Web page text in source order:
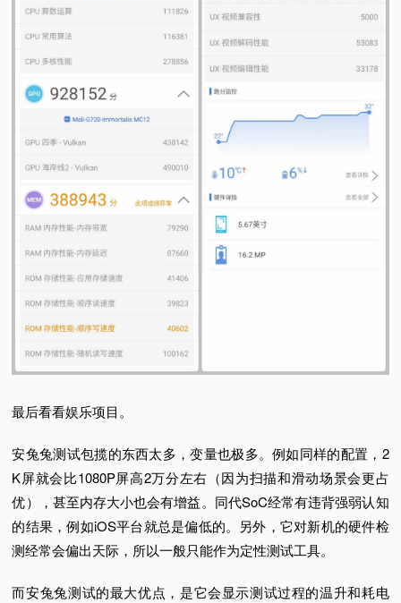
最后看看娱乐项目。
安兔兔测试包揽的东西太多，变量也极多。例如同样的配置，2
K屏就会比1080P屏高2万分左右（因为扫描和滑动场景会更占
优），甚至内存大小也会有增益。 同代SoC经常有违背强弱认知
的结果，例如iOS平台就总是偏低的。 另外，它对新机的硬件检
测经常会偏出天际，所以一般只能作为定性测试工具。
而安兔兔测试的最大优点，是它会显示测试过程的温升和耗电